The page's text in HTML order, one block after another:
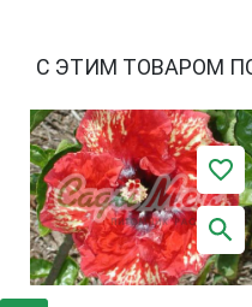
С ЭТИМ ТОВАРОМ